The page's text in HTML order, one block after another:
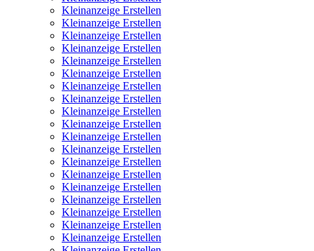
Kleinanzeige Erstellen
Kleinanzeige Erstellen
Kleinanzeige Erstellen
Kleinanzeige Erstellen
Kleinanzeige Erstellen
Kleinanzeige Erstellen
Kleinanzeige Erstellen
Kleinanzeige Erstellen
Kleinanzeige Erstellen
Kleinanzeige Erstellen
Kleinanzeige Erstellen
Kleinanzeige Erstellen
Kleinanzeige Erstellen
Kleinanzeige Erstellen
Kleinanzeige Erstellen
Kleinanzeige Erstellen
Kleinanzeige Erstellen
Kleinanzeige Erstellen
Kleinanzeige Erstellen